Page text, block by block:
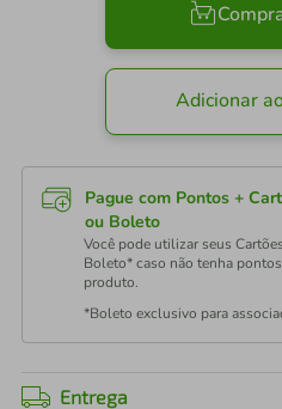
Adicionar
Pague com Pontos +
ou Boleto
Você pode utilizar seus
Boleto* caso não tenha
produto.
*Boleto exclusivo para
Entrega